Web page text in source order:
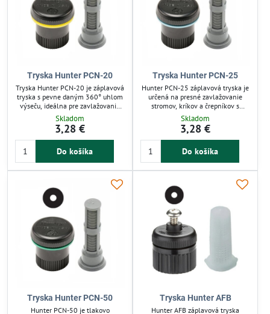
Tryska Hunter PCN-20
Tryska Hunter PCN-20 je záplavová
tryska s pevne daným 360° uhlom
výseču, ideálna pre zavlažovanie
stromov, kríkov alebo črepníkov.
Vďaka tlakovému kompenzovaniu
distribuuje vodu rovnomerne bez
ohľadu na zmeny tlaku, čím znižuje
odparovanie. Obsahuje filter na
Vhodná pre efektívne závlahové
systémy v záhradách aj na poliach.
Skladom
3,28 €
Do košíka
Tryska Hunter PCN-25
Hunter PCN-25 záplavová tryska je
určená na presné zavlažovanie
stromov, kríkov a črepníkov s
fixným 360° uhlom výseču.
Inštaluje sa jednoducho na
sprayové postrekovače s vonkajším
závitom. Tlakovo kompenzovaná
tryska vydáva rovnomerný prietok
upchatiu, čo zabezpečuje spoľahlivú
prevádzku aj pri kolísaní tlaku.
Veľké kvapky vody minimalizujú
odparovanie a...
Skladom
3,28 €
Do košíka
Tryska Hunter PCN-50
Hunter PCN-50 je tlakovo
Tryska Hunter AFB
Hunter AFB záplavová tryska